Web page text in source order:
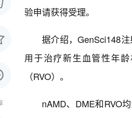
验申请获得受理。
据介绍，GenSci148
用于治疗新生血管性年
（RVO）。
nAMD、DME和RVO